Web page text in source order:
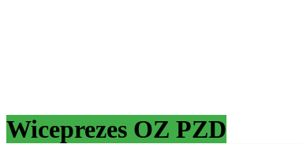
Wiceprezes OZ PZD